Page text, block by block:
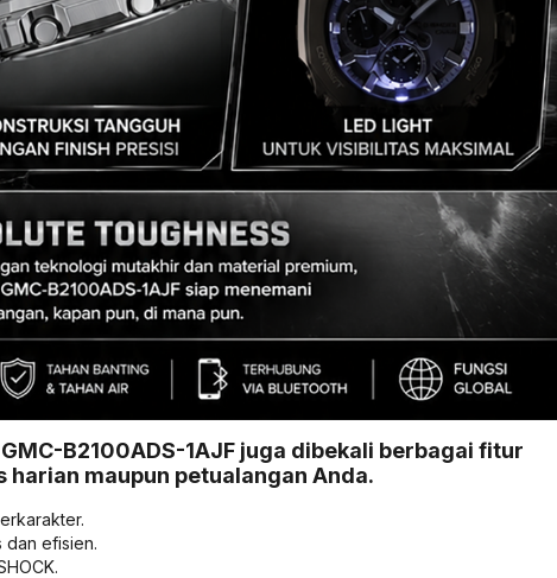
B2100ADS-1AJF juga dibekali berbagai fitur
maupun petualangan Anda.
dan efisien.